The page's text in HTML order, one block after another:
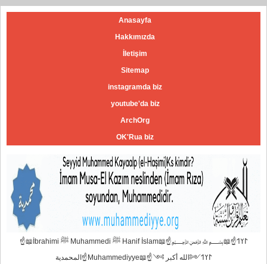
Anasayfa
Hakkımızda
İletişim
Sitemap
instagramda biz
youtube'da biz
ArchOrg
OK'Rua biz
☝📖İbrahimi ﷺ Muhammedi ﷺ Hanif İslam📖☝﷽𐰃𐰠𐰯☝📖
المحمدية☝Muhammediyye📖☝𐰃𐰠𐰯༺الله أكبر ༻